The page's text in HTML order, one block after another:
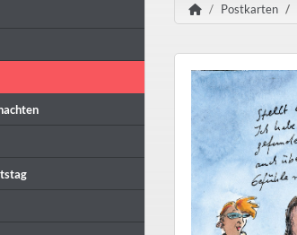
Postkarten